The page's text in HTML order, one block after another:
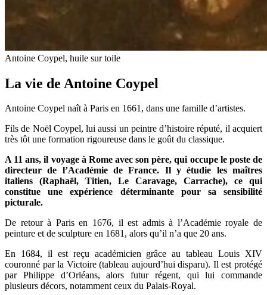
Antoine Coypel, huile sur toile
La vie de Antoine Coypel
Antoine Coypel naît à Paris en 1661, dans une famille d’artistes.
Fils de Noël Coypel, lui aussi un peintre d’histoire réputé, il acquiert
très tôt une formation rigoureuse dans le goût du classique.
A 11 ans, il voyage à Rome avec son père, qui occupe le poste de
directeur de l’Académie de France. Il y étudie les maîtres
italiens (Raphaël, Titien, Le Caravage, Carrache), ce qui
constitue une expérience déterminante pour sa sensibilité
picturale.
De retour à Paris en 1676, il est admis à l’Académie royale de
peinture et de sculpture en 1681, alors qu’il n’a que 20 ans.
En 1684, il est reçu académicien grâce au tableau Louis XIV
couronné par la Victoire (tableau aujourd’hui disparu). Il est protégé
par Philippe d’Orléans, alors futur régent, qui lui commande
plusieurs décors, notamment ceux du Palais-Royal.